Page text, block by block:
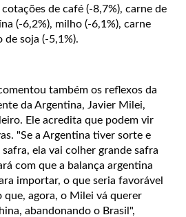
de café (-8,7%), carne de
(-6,2%), milho (-6,1%), carne
de soja (-5,1%).
também os reflexos da
da Argentina, Javier Milei,
Ele acredita que podem vir
"Se a Argentina tiver sorte e
ela vai colher grande safra
com que a balança argentina
importar, o que seria favorável
que, agora, o Milei vá querer
abandonando o Brasil",